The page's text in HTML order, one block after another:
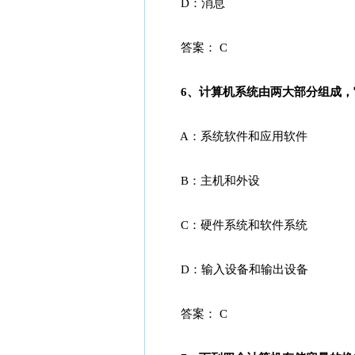
D：消息
答案： C
6、计算机系统由两大部分组成，
A：系统软件和应用软件
B：主机和外设
C：硬件系统和软件系统
D：输入设备和输出设备
答案： C